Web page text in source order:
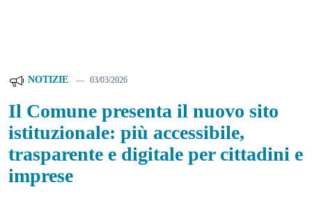
NOTIZIE 03/03/2026
Il Comune presenta il nuovo sito
istituzionale: più accessibile,
trasparente e digitale per cittadini e
imprese